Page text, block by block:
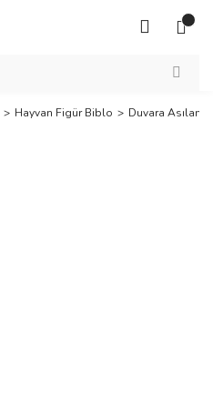
Hayvan Figür Biblo Duvara Asılan